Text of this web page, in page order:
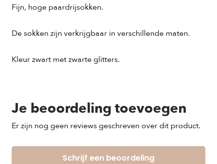
Fijn, hoge paardrijsokken.
De sokken zijn verkrijgbaar in verschillende maten.
Kleur zwart met zwarte glitters.
Je beoordeling toevoegen
Er zijn nog geen reviews geschreven over dit product.
Schrijf een beoordeling